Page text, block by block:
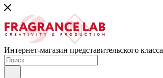
Интернет-магазин представительского класса